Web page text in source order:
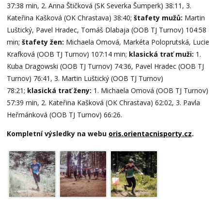
37:38 min, 2. Anna Štičková (SK Severka Šumperk) 38:11, 3.
Kateřina Kašková (OK Chrastava) 38:40; štafety mužů: Martin
Luštický, Pavel Hradec, Tomáš Dlabaja (OOB TJ Turnov) 104:58
min; štafety žen: Michaela Omová, Markéta Poloprutská, Lucie
Krafková (OOB TJ Turnov) 107:14 min; klasická trať muži: 1.
Kuba Dragowski (OOB TJ Turnov) 74:36, Pavel Hradec (OOB TJ
Turnov) 76:41, 3. Martin Luštický (OOB TJ Turnov)
78:21; klasická trať ženy: 1. Michaela Omová (OOB TJ Turnov)
57:39 min, 2. Kateřina Kašková (OK Chrastava) 62:02, 3. Pavla
Heřmánková (OOB TJ Turnov) 66:26.
Kompletní výsledky na webu oris.orientacnisporty.cz.